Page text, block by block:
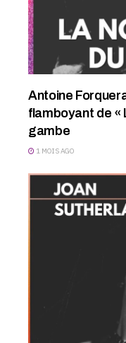
Antoine
flamboyant de «
gambe
1 MOIS AGO